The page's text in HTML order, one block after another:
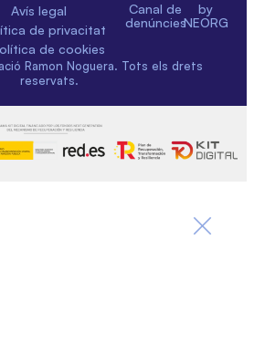
Avís legal
de privacitat
de cookies
Canal de
denúncies
by
NEORG
Ramon Noguera. Tots els drets
reservats.